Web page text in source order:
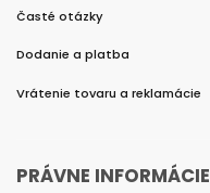
Časté otázky
Dodanie a platba
Vrátenie tovaru a reklamácie
PRÁVNE INFORMÁCIE